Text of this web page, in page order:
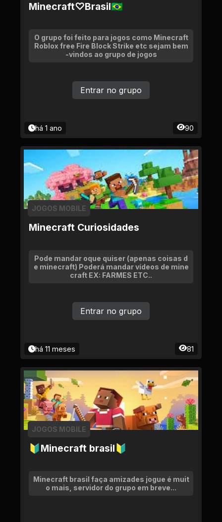
Minecraft♡Brasil🇧🇷
O grupo foi feito para jogos como Minecraft
Roblox free Fire Block Strike etc sejam bem
-vindos ao grupo de jogos
há 1 ano 90
Entrar no grupo
Minecraft Curiosidades
JOGOS MOBILE
Pode mandar oque quiser (apenas coisas d
e minecraft) Poderá mandar vídeos de mine
craft EX: FARMES ETC..
há 11 meses 81
Entrar no grupo
🔰Minecraft brasil🔰
JOGOS MOBILE
Minecraft brasil faça amizades jogue é muit
o mais, servidor do grupo em breve...